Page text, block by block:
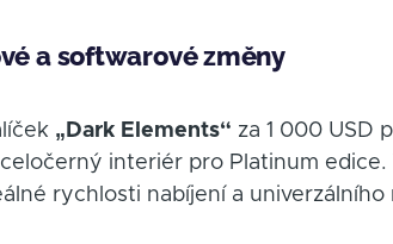
a softwarové změny
„Dark Elements“ za 1 000 USD
interiér pro Platinum
rychlosti nabíjení a